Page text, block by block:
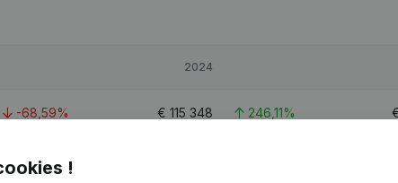
2024
-68,59% € 115 348 246,11%
-91,79% !